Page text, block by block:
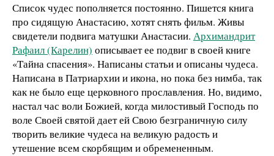
Список чудес пополняется постоянно. Пишется книга
про сидящую Анастасию, хотят снять фильм. Живы
свидетели подвига матушки Анастасии. Архимандрит
Рафаил (Карелин) описывает ее подвиг в своей книге
«Тайна спасения». Написаны статьи и описаны чудеса.
Написана в Патриархии и икона, но пока без нимба, так
как не было еще церковного прославления. Но, видимо,
настал час воли Божией, когда милостивый Господь по
воле Своей святой дает ей Свою безграничную силу
творить великие чудеса на великую радость и
утешение всем скорбящим и обремененным.